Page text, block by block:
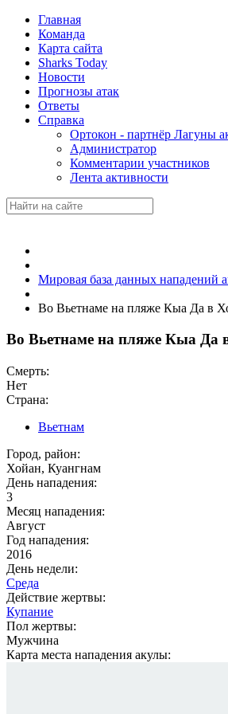
Главная
Команда
Карта сайта
Sharks Today
Новости
Прогнозы атак
Ответы
Справка
Ортокон - партнёр Лагуны
Администратор
Комментарии участников
Лента активности
Мировая база данных нападений
Во Вьетнаме на пляже Кыа Да в
Во Вьетнаме на пляже Кыа Да
Смерть:
Нет
Страна:
Вьетнам
Город, район:
Хойан, Куангнам
День нападения:
3
Месяц нападения:
Август
Год нападения:
2016
День недели:
Среда
Действие жертвы:
Купание
Пол жертвы:
Мужчина
Карта места нападения акулы: